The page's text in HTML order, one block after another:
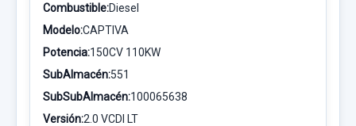
Combustible:Diesel
Modelo:CAPTIVA
Potencia:150CV 110KW
SubAlmacén:551
SubSubAlmacén:100065638
Versión:2.0 VCDI LT